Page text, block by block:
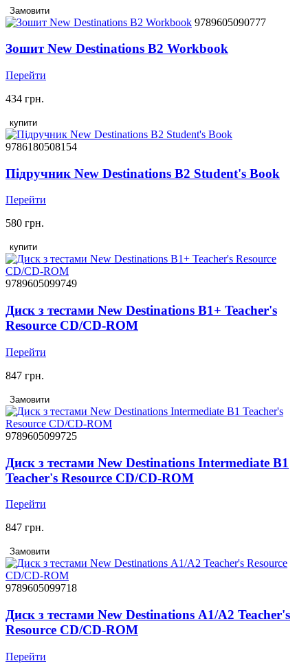
Замовити
9789605090777
Зошит New Destinations B2 Workbook
Перейти
434 грн.
купити
9786180508154
Підручник New Destinations B2 Student's Book
Перейти
580 грн.
купити
9789605099749
Диск з тестами New Destinations B1+ Teacher's
Resource CD/CD-ROM
Перейти
847 грн.
Замовити
9789605099725
Диск з тестами New Destinations Intermediate B1
Teacher's Resource CD/CD-ROM
Перейти
847 грн.
Замовити
9789605099718
Диск з тестами New Destinations А1/А2 Teacher's
Resource CD/CD-ROM
Перейти